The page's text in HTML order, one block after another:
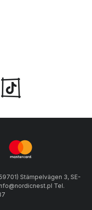
Stämpelvägen 3, SE-
Tel.